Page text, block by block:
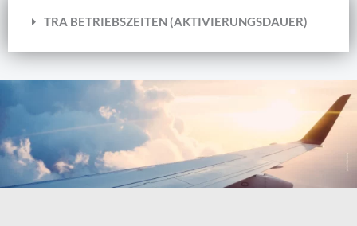
TRA BETRIEBSZEITEN (AKTIVIERUNGSDAUER)